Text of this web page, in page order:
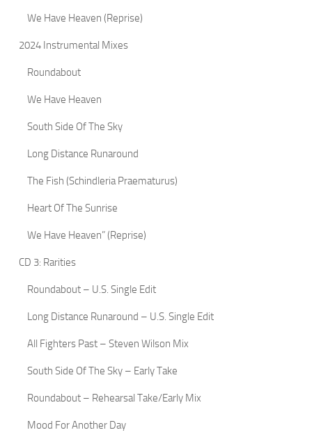
We Have Heaven (Reprise)
2024 Instrumental Mixes
Roundabout
We Have Heaven
South Side Of The Sky
Long Distance Runaround
The Fish (Schindleria Praematurus)
Heart Of The Sunrise
We Have Heaven” (Reprise)
CD 3: Rarities
Roundabout – U.S. Single Edit
Long Distance Runaround – U.S. Single Edit
All Fighters Past – Steven Wilson Mix
South Side Of The Sky – Early Take
Roundabout – Rehearsal Take/Early Mix
Mood For Another Day